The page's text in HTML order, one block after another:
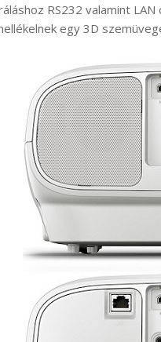
RS232 valamint
egy 3D